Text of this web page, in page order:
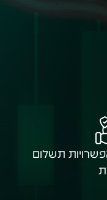
תשלום